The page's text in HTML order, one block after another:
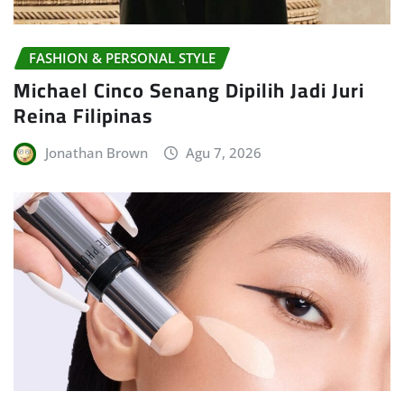
FASHION & PERSONAL STYLE
Michael Cinco Senang Dipilih Jadi Juri
Reina Filipinas
Jonathan Brown Agu 7, 2026